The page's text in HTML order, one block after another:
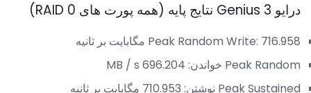
درایو Genius 3 نتایج پایه (همه پورت های RAID 0)
Peak Random Write: 716.958 مگابایت بر ثانیه
Peak Random خواندن: 696.204 MB / s
Peak Sustained نوشتن: 710.953 مگابایت بر ثانیه